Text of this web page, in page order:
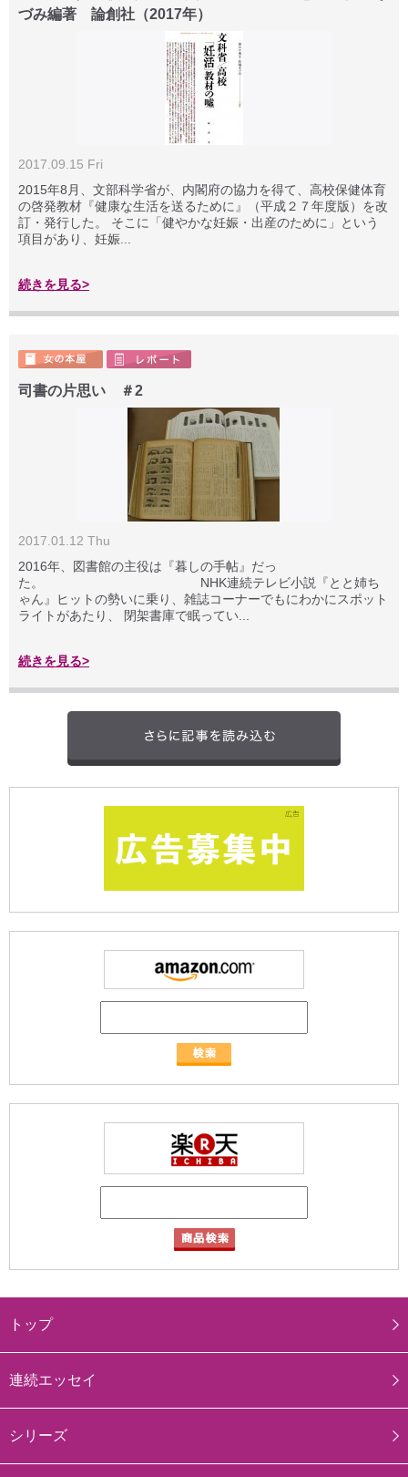
づみ編著 論創社（2017年）
2017.09.15 Fri
2015年8月、文部科学省が、内閣府の協力を得て、高校保健体育
の啓発教材『健康な生活を送るために』（平成２７年度版）を改
訂・発行した。 そこに「健やかな妊娠・出産のために」という
項目があり、妊娠...
続きを見る>
司書の片思い ＃2
2017.01.12 Thu
2016年、図書館の主役は『暮しの手帖』だっ
た。 NHK連続テレビ小説『とと姉ち
ゃん』ヒットの勢いに乗り、雑誌コーナーでもにわかにスポット
ライトがあたり、 閉架書庫で眠ってい...
続きを見る>
トップ
連続エッセイ
シリーズ